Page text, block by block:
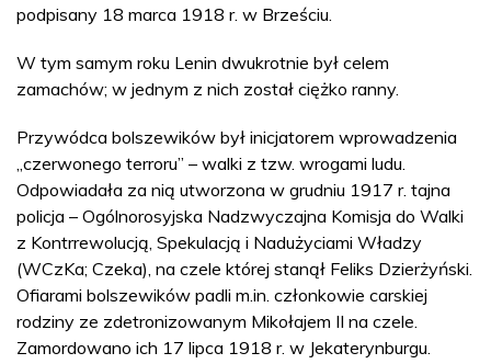
podpisany 18 marca 1918 r. w Brześciu.
W tym samym roku Lenin dwukrotnie był celem
zamachów; w jednym z nich został ciężko ranny.
Przywódca bolszewików był inicjatorem wprowadzenia
„czerwonego terroru” – walki z tzw. wrogami ludu.
Odpowiadała za nią utworzona w grudniu 1917 r. tajna
policja – Ogólnorosyjska Nadzwyczajna Komisja do Walki
z Kontrrewolucją, Spekulacją i Nadużyciami Władzy
(WCzKa; Czeka), na czele której stanął Feliks Dzierżyński.
Ofiarami bolszewików padli m.in. członkowie carskiej
rodziny ze zdetronizowanym Mikołajem II na czele.
Zamordowano ich 17 lipca 1918 r. w Jekaterynburgu.